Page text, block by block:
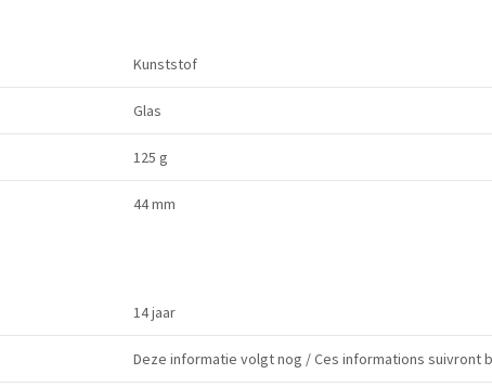
Kunststof
Glas
125 g
44 mm
14 jaar
Deze informatie volgt nog / Ces informations suivront